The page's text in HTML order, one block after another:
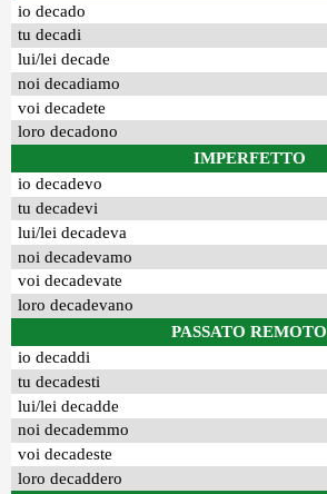
io decado
tu decadi
lui/lei decade
noi decadiamo
voi decadete
loro decadono
IMPERFETTO
io decadevo
tu decadevi
lui/lei decadeva
noi decadevamo
voi decadevate
loro decadevano
PASSATO REMOTO
io decaddi
tu decadesti
lui/lei decadde
noi decademmo
voi decadeste
loro decaddero